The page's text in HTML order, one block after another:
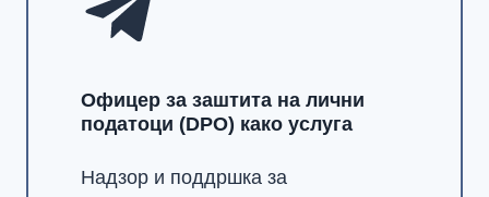
Офицер за заштита на лични
податоци (DPO) како услуга
Надзор и поддршка за